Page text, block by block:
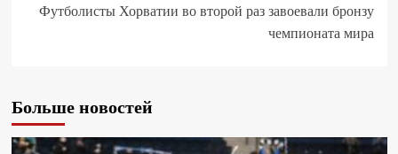
Футболисты Хорватии во второй раз завоевали бронзу
чемпионата мира
Больше новостей